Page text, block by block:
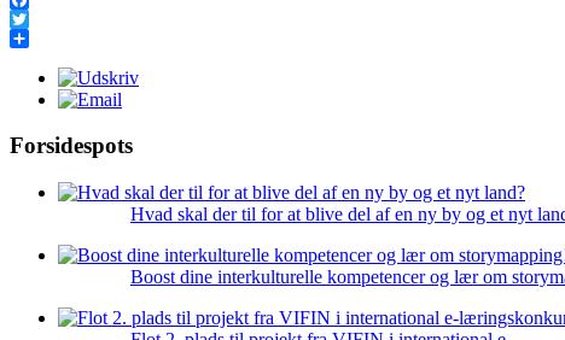
Facebook
Twitter
Forsidespots
Hvad skal der til for at blive del af en ny by og et nyt
Boost dine interkulturelle kompetencer og lær om